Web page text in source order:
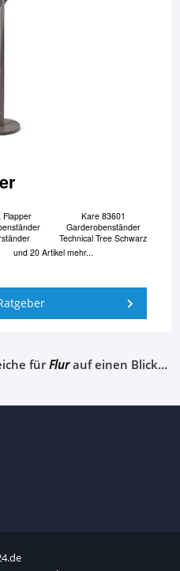
Flapper
Kare 83601
Garderobenständer
Technical Tree Schwarz
und 20 Artikel mehr...
fürFlurauf einen Blick…